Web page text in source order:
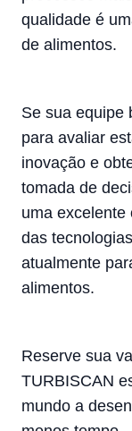
qualidade é
de alimentos.
Se sua equipe
para avaliar
inovação e
tomada de
uma excelente
das
atualmente
alimentos.
Reserve sua
TURBISCAN
mundo a